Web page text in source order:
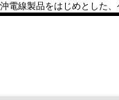
沖電線製品をはじめとした